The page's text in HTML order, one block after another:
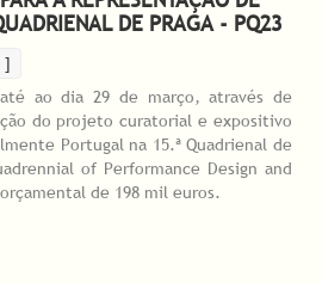
DE PRAGA - PQ23
]
ao dia 29 de março, através de
do projeto curatorial e expositivo
Portugal na 15.ª Quadrienal de
of Performance Design and
de 198 mil euros.